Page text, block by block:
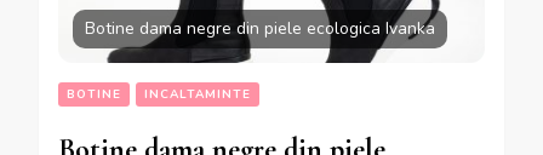
Botine dama negre din piele ecologica Ivanka
BOTINE INCALTAMINTE